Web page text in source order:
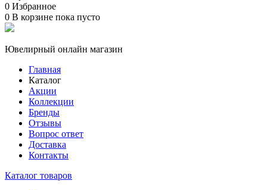
0 Избранное
0 В корзине пока пусто
Ювелирный онлайн магазин
Главная
Каталог
Акции
Коллекции
Бренды
Отзывы
Вопрос ответ
Доставка
Контакты
Каталог товаров